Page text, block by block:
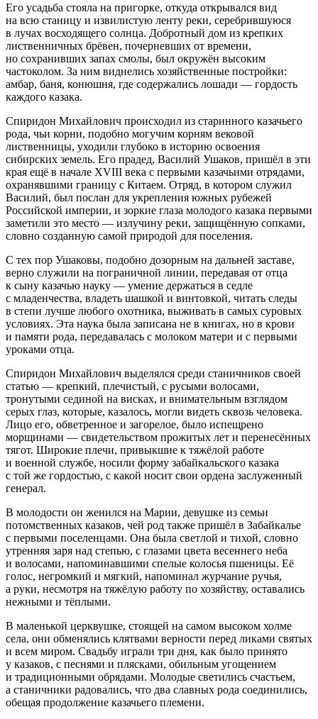
Его усадьба стояла на пригорке, откуда открывался вид
на всю станицу и извилистую ленту реки, серебрившуюся
в лучах восходящего солнца. Добротный дом из крепких
лиственничных брёвен, почерневших от времени,
но сохранивших запах смолы, был окружён высоким
частоколом. За ним виднелись хозяйственные постройки:
амбар, баня, конюшня, где содержались лошади — гордость
каждого казака.
Спиридон Михайлович происходил из старинного казачьего
рода, чьи корни, подобно могучим корням вековой
лиственницы, уходили глубоко в историю освоения
сибирских земель. Его прадед, Василий Ушаков, пришёл в эти
края ещё в начале XVIII века с первыми казачьими отрядами,
охранявшими границу с Китаем. Отряд, в котором служил
Василий, был послан для укрепления южных рубежей
Российской империи, и зоркие глаза молодого казака первыми
заметили это место — излучину реки, защищённую сопками,
словно созданную самой природой для поселения.
С тех пор Ушаковы, подобно дозорным на дальней заставе,
верно служили на пограничной линии, передавая от отца
к сыну казачью науку — умение держаться в седле
с младенчества, владеть шашкой и винтовкой, читать следы
в степи лучше любого охотника, выживать в самых суровых
условиях. Эта наука была записана не в книгах, но в крови
и памяти рода, передавалась с молоком матери и с первыми
уроками отца.
Спиридон Михайлович выделялся среди станичников своей
статью — крепкий, плечистый, с русыми волосами,
тронутыми сединой на висках, и внимательным взглядом
серых глаз, которые, казалось, могли видеть сквозь человека.
Лицо его, обветренное и загорелое, было испещрено
морщинами — свидетельством прожитых лет и перенесённых
тягот. Широкие плечи, привыкшие к тяжёлой работе
и военной службе, носили форму забайкальского казака
с той же гордостью, с какой носит свои ордена заслуженный
генерал.
В молодости он женился на Марии, девушке из семьи
потомственных казаков, чей род также пришёл в Забайкалье
с первыми поселенцами. Она была светлой и тихой, словно
утренняя заря над степью, с глазами цвета весеннего неба
и волосами, напоминавшими спелые колосья пшеницы. Её
голос, негромкий и мягкий, напоминал журчание ручья,
а руки, несмотря на тяжёлую работу по хозяйству, оставались
нежными и тёплыми.
В маленькой церквушке, стоящей на самом высоком холме
села, они обменялись клятвами верности перед ликами святых
и всем миром. Свадьбу играли три дня, как было принято
у казаков, с песнями и плясками, обильным угощением
и традиционными обрядами. Молодые светились счастьем,
а станичники радовались, что два славных рода соединились,
обещая продолжение казачьего племени.